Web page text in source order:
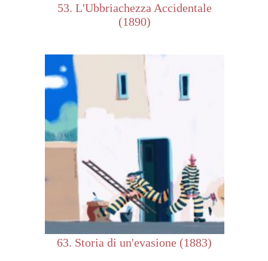
53. L'Ubbriachezza Accidentale
(1890)
63. Storia di un'evasione (1883)